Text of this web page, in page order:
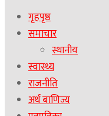
गृहपृष्ठ
समाचार
स्थानीय
स्वास्थ्य
राजनीति
अर्थ बाणिज्य